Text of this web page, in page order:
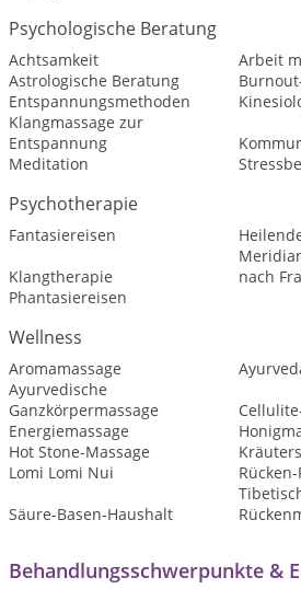
Psychologische Beratung
Achtsamkeit
Arbeit
Astrologische Beratung
Entspannungsmethoden
Klangmassage zur
Entspannung
Meditation
Psychotherapie
Fantasiereisen
Klangtherapie
nach
Phantasiereisen
Wellness
Aromamassage
Ayurvedische
Ganzkörpermassage
Energiemassage
Hot Stone-Massage
Lomi Lomi Nui
Säure-Basen-Haushalt
Behandlungsschwerpunkte &